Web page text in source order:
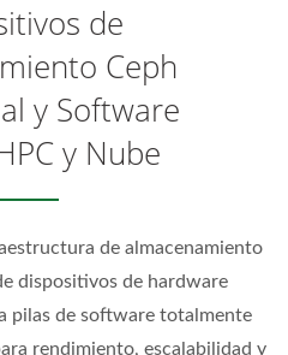
de
Ceph
y Software
y Nube
de almacenamiento
dispositivos de hardware
pilas de software totalmente
rendimiento, escalabilidad y